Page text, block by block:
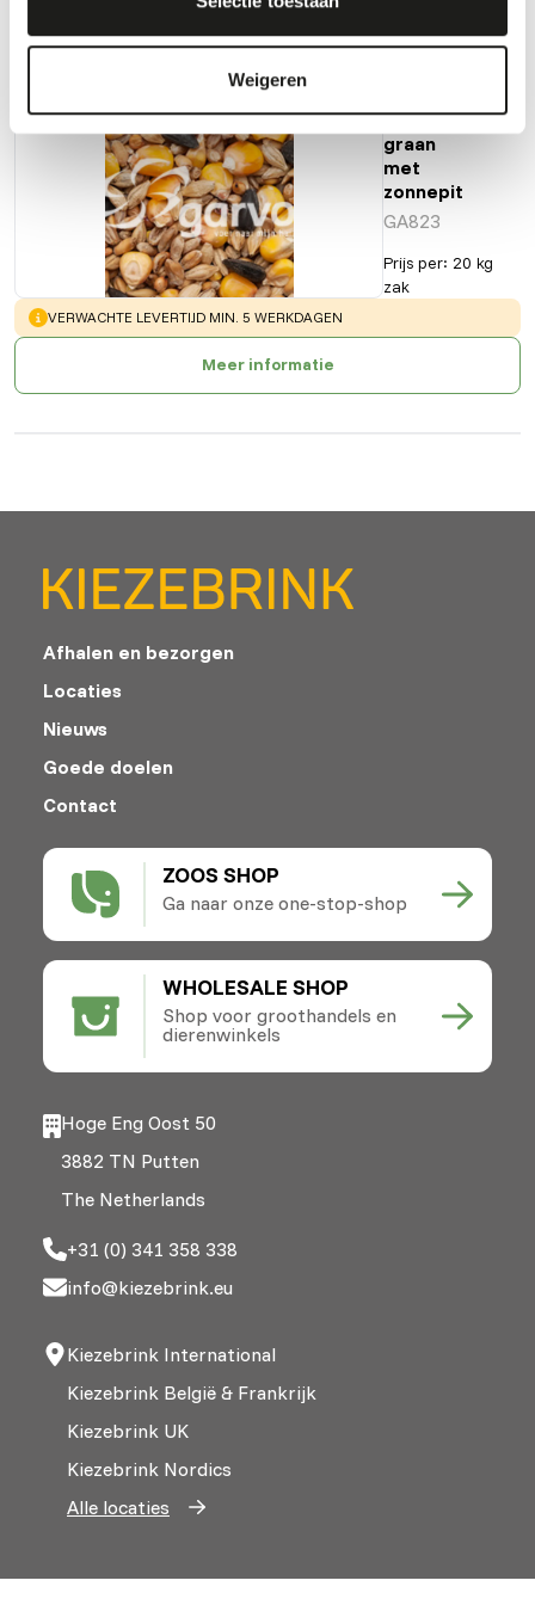
Weigeren
Ook interessant
Gemengd
graan
met
zonnepit
GA823
Prijs per: 20 kg
zak
WARNING:
VERWACHTE LEVERTIJD MIN. 5 WERKDAGEN
Meer informatie
ZOOS SHOP
Ga naar onze one-stop-shop
WHOLESALE SHOP
Shop voor groothandels en
dierenwinkels
Afhalen en bezorgen
Locaties
Nieuws
Goede doelen
Contact
Hoge Eng Oost 50
3882 TN Putten
The Netherlands
+31 (0) 341 358 338
info@kiezebrink.eu
Kiezebrink International
Kiezebrink België & Frankrijk
Kiezebrink UK
Kiezebrink Nordics
Alle locaties